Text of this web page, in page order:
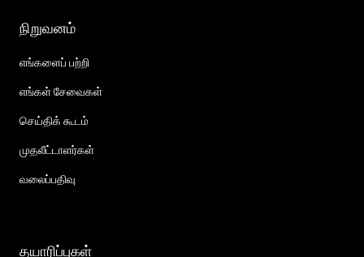
நிறுவனம்
எங்களைப் பற்றி
எங்கள் சேவைகள்
செய்திக் கூடம்
முதலீட்டாளர்கள்
வலைப்பதிவு
தயாரிப்புகள்